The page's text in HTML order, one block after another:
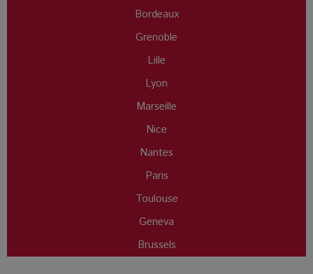
Bordeaux
Grenoble
Lille
Lyon
Marseille
Nice
Nantes
Paris
Toulouse
Geneva
Brussels